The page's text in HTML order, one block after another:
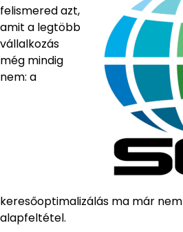
felismered azt,
amit a legtöbb
vállalkozás
még mindig
nem: a
keresőoptimalizálás ma már
alapfeltétel.